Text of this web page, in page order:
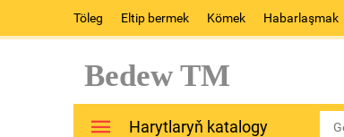
Töleg Eltip bermek Kömek Habarlaşmak
Bedew TM
Harytlaryň katalogy